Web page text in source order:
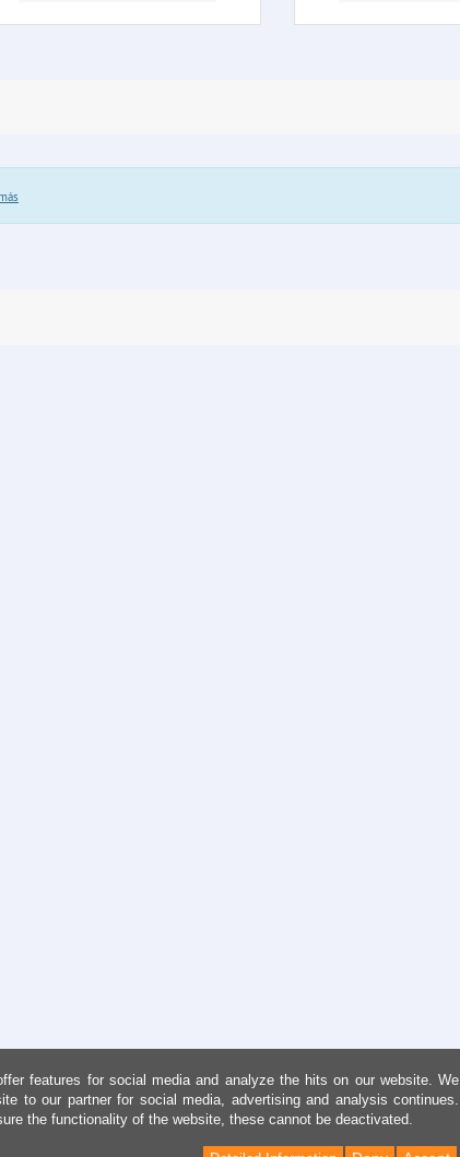
features for social media and analyze the hits on our website. We
to our partner for social media, advertising and analysis continues.
the functionality of the website, these cannot be deactivated.